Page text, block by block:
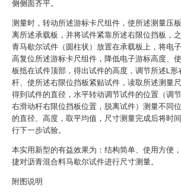
侧侧面齐平。
测量时，转动所述游标卡尺组件，使所述测量压
离所述承载板，并将试件紧靠所述右限位挡板，
青马歇尔试件（圆柱状）放置在承载板上，将电
高复位所述游标卡尺组件，降低电子游标高度、
板抵在试件顶部，得出试件的高度，调节所述L形
杆、使所述右限位挡板紧贴试件，读取所述测量
得到试件的直径，水平转动调节试件的位置（调
右滑动杆右限位挡板位置，脱离试件）测量不同
的直径、高度，取平均值，尺寸测量完成后将时
行下一步试验。
本实用新型的有益效果为：结构简单、使用方便
捷对沥青混合料马歇尔试件进行尺寸测量。
附图说明